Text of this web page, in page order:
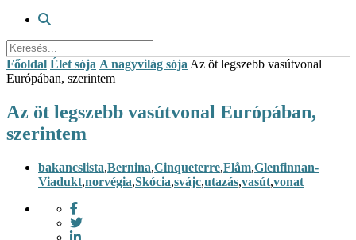
Főoldal Élet sója A nagyvilág sója Az öt legszebb vasútvonal
Európában, szerintem
Az öt legszebb vasútvonal Európában,
szerintem
bakancslista,Bernina,Cinqueterre,Flåm,Glenfinnan-
Viadukt,norvégia,Skócia,svájc,utazás,vasút,vonat